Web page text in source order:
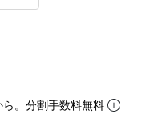
ら。分割手数料無料